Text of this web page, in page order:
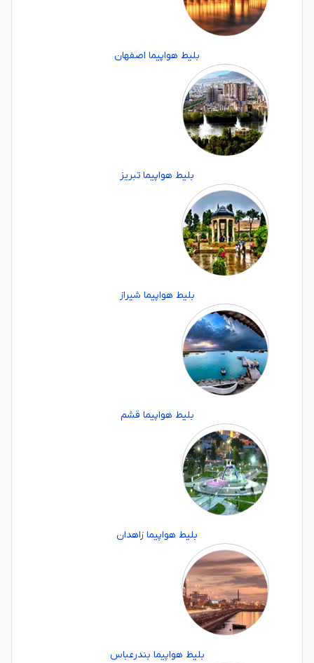
بلیط هواپیما اصفهان
بلیط هواپیما تبریز
بلیط هواپیما شیراز
بلیط هواپیما قشم
بلیط هواپیما زاهدان
بلیط هواپیما بندرعباس